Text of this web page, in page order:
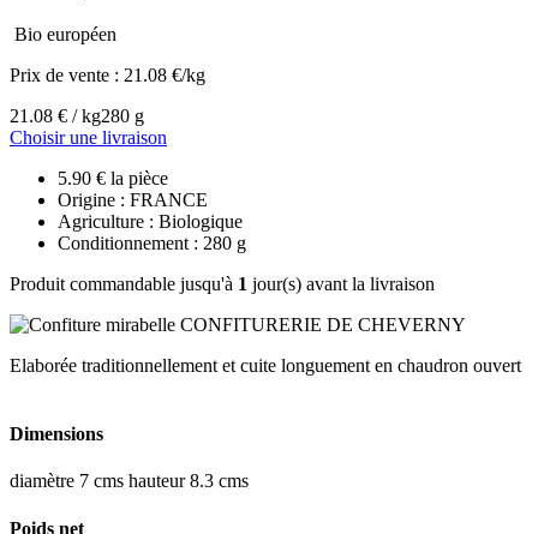
Bio européen
Prix de vente : 21.08 €/kg
21.08 € / kg280 g
Choisir une livraison
5.90 € la pièce
Origine : FRANCE
Agriculture : Biologique
Conditionnement : 280 g
Produit commandable jusqu'à 1 jour(s) avant la livraison
Elaborée traditionnellement et cuite longuement en chaudron ouvert
Dimensions
diamètre 7 cms hauteur 8.3 cms
Poids net